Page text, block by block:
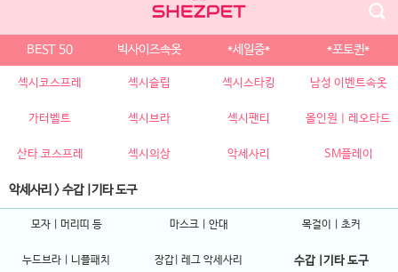
BEST 50 빅사이즈속옷 *세일중* *포토퀸*
섹시코스프레 섹시슬립 섹시스타킹 남성 이벤트속옷
가터벨트 섹시브라 섹시팬티 올인원 | 레오타드
산타 코스프레 섹시의상 악세사리 SM플레이
악세사리 >수갑 |기타 도구
모자 | 머리띠 등 마스크 | 안대 목걸이 | 초커
누드브라 | 니플패치 장갑| 레그 악세사리 수갑 |기타 도구